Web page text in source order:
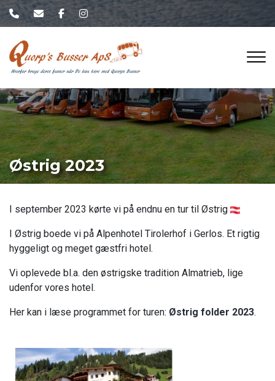
Gå
Østrig 2023
I september 2023 kørte vi på endnu en tur til Østrig
I Østrig boede vi på Alpenhotel Tirolerhof i Gerlos. Et rigtig
hyggeligt og meget gæstfri hotel.
Vi oplevede bl.a. den østrigske tradition Almatrieb, lige
udenfor vores hotel.
Her kan i læse programmet for turen: Østrig folder 2023.